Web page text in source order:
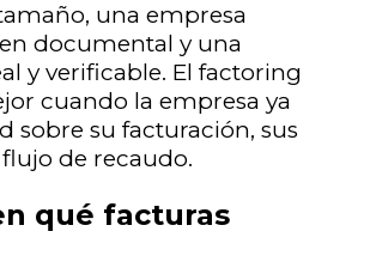
una empresa
documental y una
y verificable. El factoring
cuando la empresa ya
sobre su facturación, sus
de recaudo.
qué facturas